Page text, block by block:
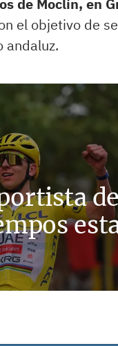
de Moclín, en
el objetivo de
andaluz.
de